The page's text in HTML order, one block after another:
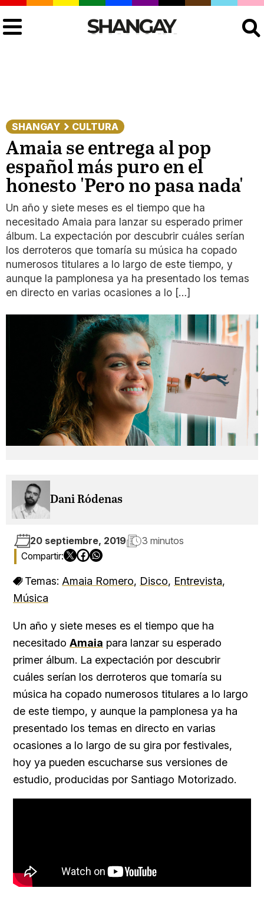
SHANGAY CULTURA
Amaia se entrega al pop
español más puro en el
honesto 'Pero no pasa nada'
Un año y siete meses es el tiempo que ha
necesitado Amaia para lanzar su esperado primer
álbum. La expectación por descubrir cuáles serían
los derroteros que tomaría su música ha copado
numerosos titulares a lo largo de este tiempo, y
aunque la pamplonesa ya ha presentado los temas
en directo en varias ocasiones a lo […]
Dani Ródenas
20 septiembre, 2019 3 minutos
Temas: Amaia Romero, Disco, Entrevista,
Música
Un año y siete meses es el tiempo que ha
necesitado Amaia para lanzar su esperado
primer álbum. La expectación por descubrir
cuáles serían los derroteros que tomaría su
música ha copado numerosos titulares a lo largo
de este tiempo, y aunque la pamplonesa ya ha
presentado los temas en directo en varias
ocasiones a lo largo de su gira por festivales,
hoy ya pueden escucharse sus versiones de
estudio, producidas por Santiago Motorizado.